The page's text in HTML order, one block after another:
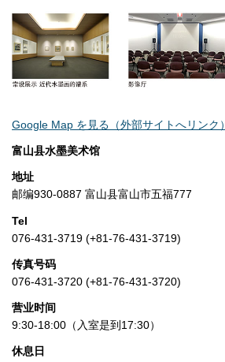
Google Map を見る（外部サイトへリンク）
富山县水墨美术馆
地址
邮编930-0887 富山县富山市五福777
Tel
076-431-3719 (+81-76-431-3719)
传真号码
076-431-3720 (+81-76-431-3720)
营业时间
9:30-18:00（入室是到17:30）
休息日